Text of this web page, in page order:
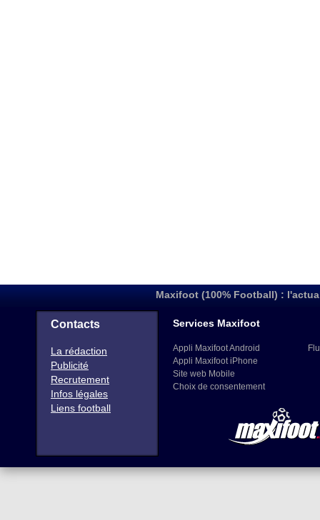
Maxifoot (100% Football) :
Contacts
La rédaction
Publicité
Recrutement
Infos légales
Liens football
Services Maxifoot
Appli Maxifoot Android
Appli Maxifoot iPhone
Site web Mobile
Choix de consentement